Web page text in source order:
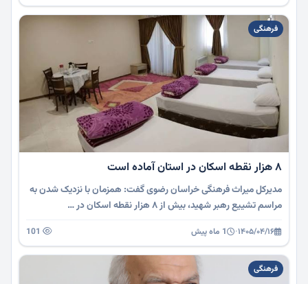
فرهنگی
۸ هزار نقطه اسکان در استان آماده است
مدیرکل میراث فرهنگی خراسان رضوی گفت: همزمان با نزدیک شدن به
مراسم تشییع رهبر شهید، بیش از ۸ هزار نقطه اسکان در …
۱۴۰۵/۰۴/۱۶· 1 ماه پیش
فرهنگی